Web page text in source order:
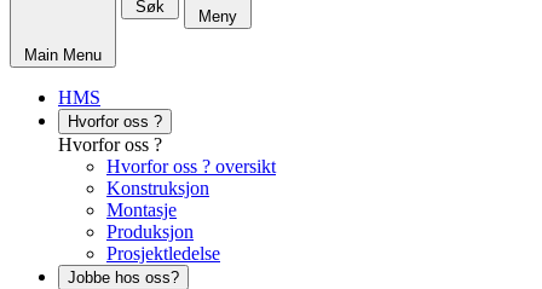
Main Menu
Søk
Meny
HMS
Hvorfor oss ?
Hvorfor oss ?
Hvorfor oss ? oversikt
Konstruksjon
Montasje
Produksjon
Prosjektledelse
Jobbe hos oss?